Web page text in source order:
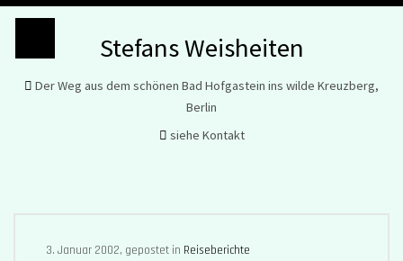
Stefans Weisheiten
Der Weg aus dem schönen Bad Hofgastein ins wilde Kreuzberg,
Berlin
siehe Kontakt
3. Januar 2002, gepostet in Reiseberichte